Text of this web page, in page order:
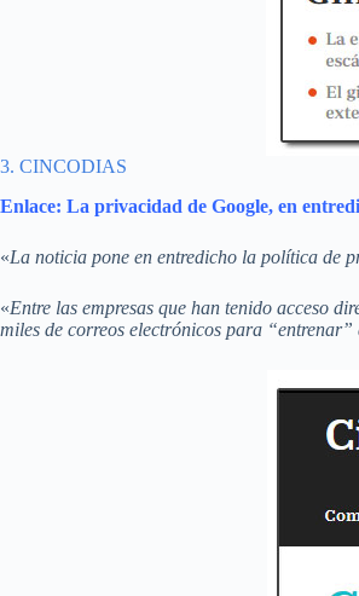
3. CINCODIAS
Enlace: La privacidad de Google, en
«La noticia pone en entredicho la política de
«Entre las empresas que han tenido acceso
miles de correos electrónicos para “entrenar”